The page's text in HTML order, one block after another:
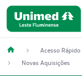
Acesso Rápido
Novas Aquisições